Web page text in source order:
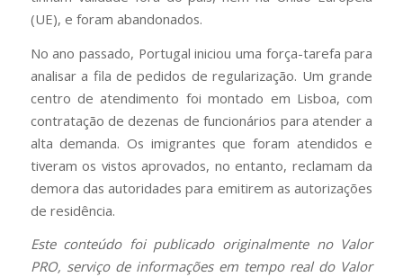
(UE), e foram abandonados.
No ano passado, Portugal iniciou uma força-tarefa para
analisar a fila de pedidos de regularização. Um grande
centro de atendimento foi montado em Lisboa, com
contratação de dezenas de funcionários para atender a
alta demanda. Os imigrantes que foram atendidos e
tiveram os vistos aprovados, no entanto, reclamam da
demora das autoridades para emitirem as autorizações
de residência.
Este conteúdo foi publicado originalmente no Valor
PRO, serviço de informações em tempo real do Valor